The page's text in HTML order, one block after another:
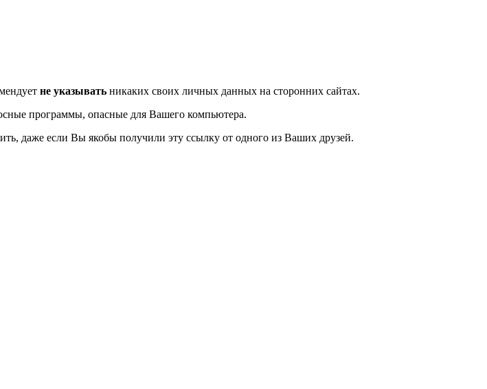
не указывать никаких своих личных данных на сторонних сайтах.
программы, опасные для Вашего компьютера.
даже если Вы якобы получили эту ссылку от одного из Ваших друзей.